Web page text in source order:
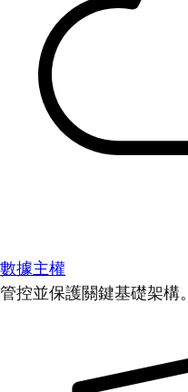
數據主權
管控並保護關鍵基礎架構。